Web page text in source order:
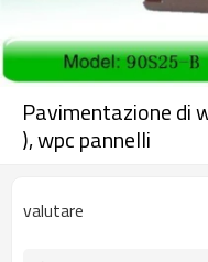
Pavimentazione di
), wpc pannelli
valutare